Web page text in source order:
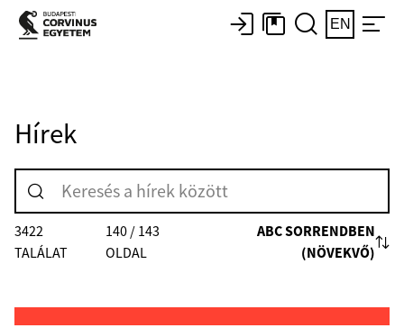
EN
Hírek
3422
TALÁLAT
140 / 143
OLDAL
ABC SORRENDBEN
(NÖVEKVŐ)